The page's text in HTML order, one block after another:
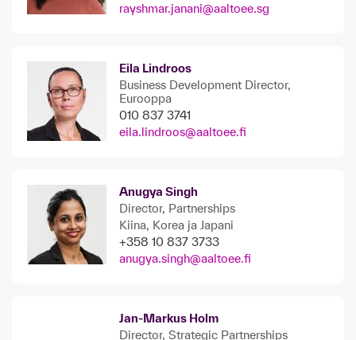
rayshmar.janani@aaltoee.sg
Eila Lindroos
Business Development Director,
Eurooppa
010 837 3741
eila.lindroos@aaltoee.fi
Anugya Singh
Director, Partnerships
Kiina, Korea ja Japani
+358 10 837 3733
anugya.singh@aaltoee.fi
Jan-Markus Holm
Director, Strategic Partnerships